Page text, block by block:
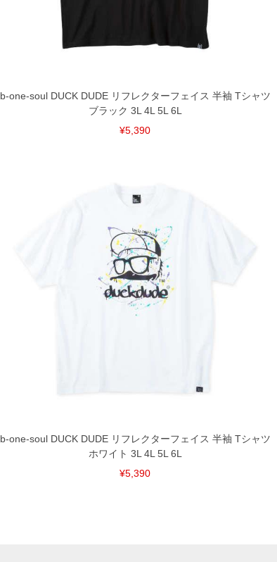
b-one-soul DUCK DUDE リフレクターフェイス 半袖 Tシャツ
ブラック 3L 4L 5L 6L
¥5,390
b-one-soul DUCK DUDE リフレクターフェイス 半袖 Tシャツ
ホワイト 3L 4L 5L 6L
¥5,390